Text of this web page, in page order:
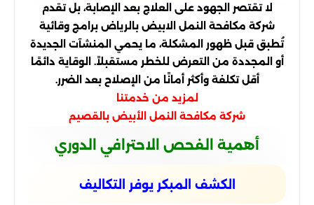
لا تقتصر الجهود على العلاج بعد الإصابة، بل تقدم
شركة مكافحة النمل الابيض بالرياض برامج وقائية
تُطبق قبل ظهور المشكلة، ما يحمي المنشآت الجديدة
أو المجددة من التعرض للخطر مستقبلاً. الوقاية دائمًا
أقل تكلفة وأكثر أمانًا من الإصلاح بعد الضرر.
لمزيد من خدمتنا
شركة مكافحة النمل الأبيض بالقصيم
أهمية الفحص الاحترافي الدوري
الكشف المبكر يوفر التكاليف